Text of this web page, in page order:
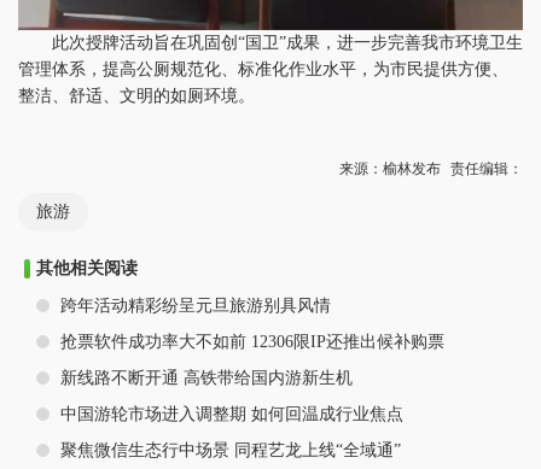
此次授牌活动旨在巩固创“国卫”成果，进一步完善我市环境卫生
管理体系，提高公厕规范化、标准化作业水平，为市民提供方便、
整洁、舒适、文明的如厕环境。
来源：榆林发布 责任编辑：
旅游
其他相关阅读
跨年活动精彩纷呈元旦旅游别具风情
抢票软件成功率大不如前 12306限IP还推出候补购票
新线路不断开通 高铁带给国内游新生机
中国游轮市场进入调整期 如何回温成行业焦点
聚焦微信生态行中场景 同程艺龙上线“全域通”